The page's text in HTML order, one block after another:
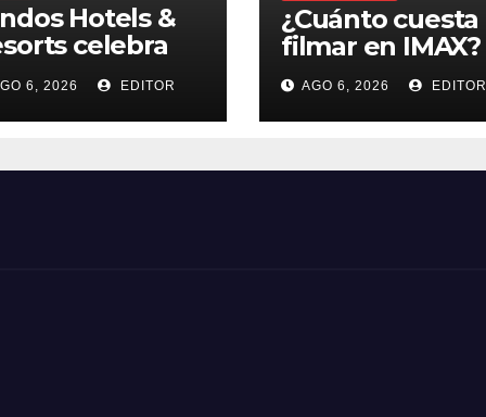
Hotels &
celebra
Fiestas Patrias
su campaña
México, Vive
6, 2026 EDITOR
¿Cuánto cuesta
filmar en IMAX?
AGO 6, 2026 EDITOR